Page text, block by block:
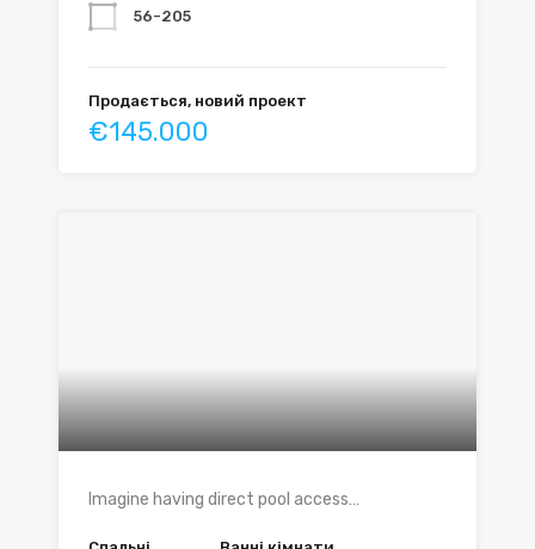
56-205
Продається, новий проект
€145.000
Imagine having direct pool access…